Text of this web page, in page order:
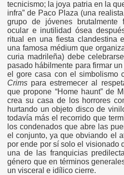
tecnicismo; la joya patria en la
infra” de Paco Plaza (una
grupo de jóvenes brutalmente
ocular e inutilidad ósea
ritual en una fiesta clandestina
una famosa médium que
curia madrileña) debe
pasado hábilmente para firmar
el gore casa con el simbolismo
Crims para estremecer al
que propone “Home haunt” de
crea su casa de los horrores
hurtando un objeto disco de
todavía más el recorrido que
los condenados que abre las
el conjunto, ya que obviando el
por ende por sí solo el visionado
una de las franquicias
género que en términos
un visceral e idílico cierre.